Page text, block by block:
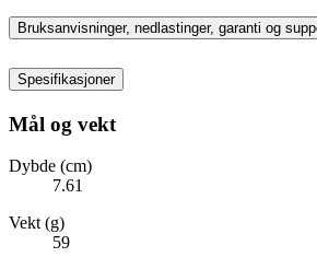
Bruksanvisninger, nedlastinger, garanti og
Spesifikasjoner
Mål og vekt
Dybde (cm)
7.61
Vekt (g)
59